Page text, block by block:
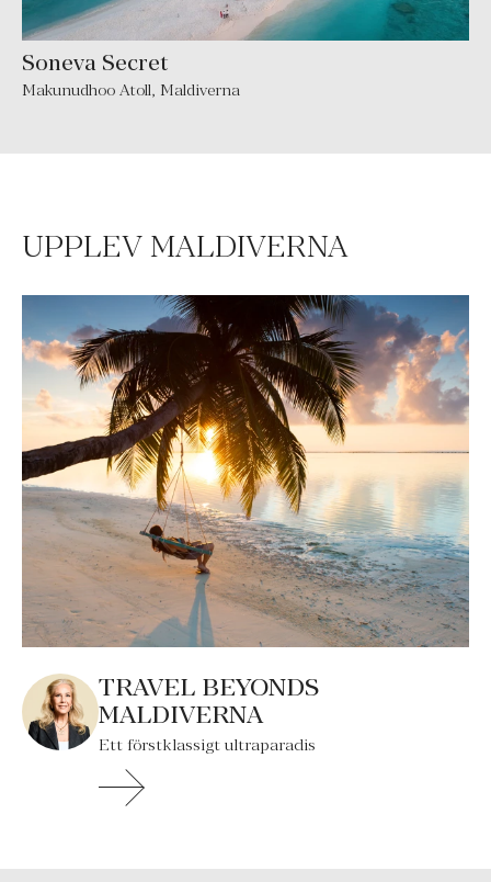
Soneva Secret
Makunudhoo Atoll, Maldiverna
UPPLEV MALDIVERNA
TRAVEL BEYONDS
MALDIVERNA
Ett förstklassigt ultraparadis